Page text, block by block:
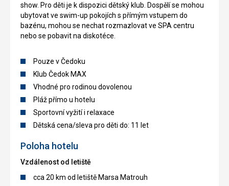
show. Pro děti je k dispozici dětský klub. Dospělí se mohou
ubytovat ve swim-up pokojích s přímým vstupem do
bazénu, mohou se nechat rozmazlovat ve SPA centru
nebo se pobavit na diskotéce.
Pouze v Čedoku
Klub Čedok MAX
Vhodné pro rodinou dovolenou
Pláž přímo u hotelu
Sportovní vyžití i relaxace
Dětská cena/sleva pro děti do: 11 let
Poloha hotelu
Vzdálenost od letiště
cca 20 km od letiště Marsa Matrouh